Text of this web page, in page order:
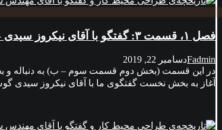
فصل ۱، قسمت ۳: گفتگو با آقای نیکروز سیدی – ب
Fadminدسامبر 22, 2019
در این قسمت (بخش دوم قسمت سوم – ب) به دنباله‌ و
آغاز به بخش نخست گفتگوی ما با آقای نیکروز سیدی